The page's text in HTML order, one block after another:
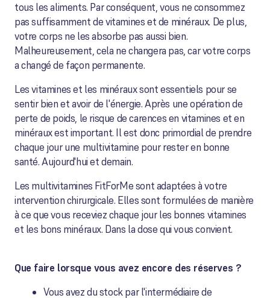
tous les aliments. Par conséquent, vous ne consommez
pas suffisamment de vitamines et de minéraux. De plus,
votre corps ne les absorbe pas aussi bien.
Malheureusement, cela ne changera pas, car votre corps
a changé de façon permanente.
Les vitamines et les minéraux sont essentiels pour se
sentir bien et avoir de l'énergie. Après une opération de
perte de poids, le risque de carences en vitamines et en
minéraux est important. Il est donc primordial de prendre
chaque jour une multivitamine pour rester en bonne
santé. Aujourd'hui et demain.
Les multivitamines FitForMe sont adaptées à votre
intervention chirurgicale. Elles sont formulées de manière
à ce que vous receviez chaque jour les bonnes vitamines
et les bons minéraux. Dans la dose qui vous convient.
Que faire lorsque vous avez encore des réserves ?
Vous avez du stock par l'intermédiaire de